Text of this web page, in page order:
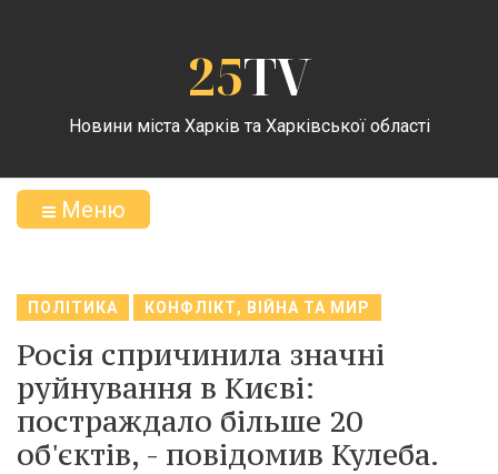
25TV
Новини міста Харків та Харківської області
Меню
ПОЛІТИКА КОНФЛІКТ, ВІЙНА ТА МИР
Росія спричинила значні
руйнування в Києві:
постраждало більше 20
об'єктів, - повідомив Кулеба.